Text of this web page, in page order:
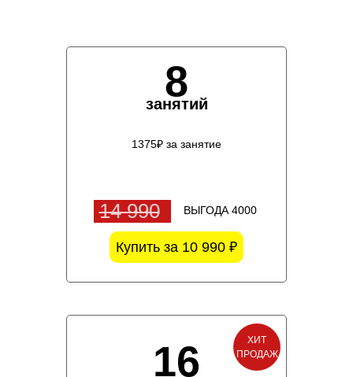
занятий
Купить за 10 990 ₽
1375₽ за занятие
8
16
14 990
ХИТ
ПРОДАЖ
ВЫГОДА 4000